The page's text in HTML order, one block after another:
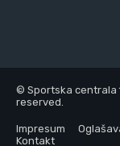
© Sportska centrala
reserved.
Impresum
Kontakt